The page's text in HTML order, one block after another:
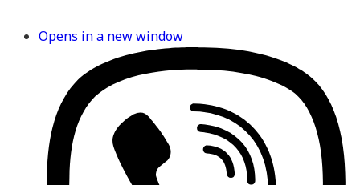
Opens in a new window